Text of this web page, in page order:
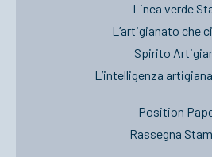
Linea verde
L’artigianato che
Spirito
L’intelligenza
Position
Rassegna